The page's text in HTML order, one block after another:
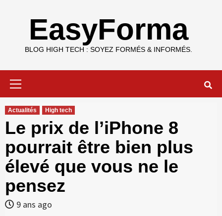
EasyForma
BLOG HIGH TECH : SOYEZ FORMÉS & INFORMÉS.
Actualités High tech
Le prix de l’iPhone 8
pourrait être bien plus
élevé que vous ne le
pensez
9 ans ago